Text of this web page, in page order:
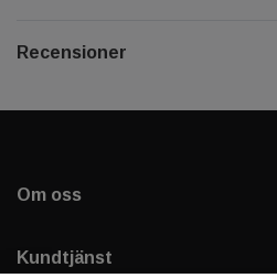
Recensioner
Om oss
Kundtjänst